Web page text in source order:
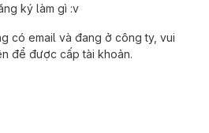
ký làm gì :v
có email và đang ở công ty, vui
để được cấp tài khoản.